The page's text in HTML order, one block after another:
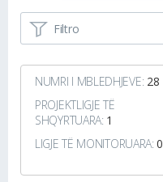
Filtro
NUMRI I MBLEDHJEVE: 28
PROJEKTLIGJE TË
SHQYRTUARA: 1
LIGJE TË MONITORUARA:0